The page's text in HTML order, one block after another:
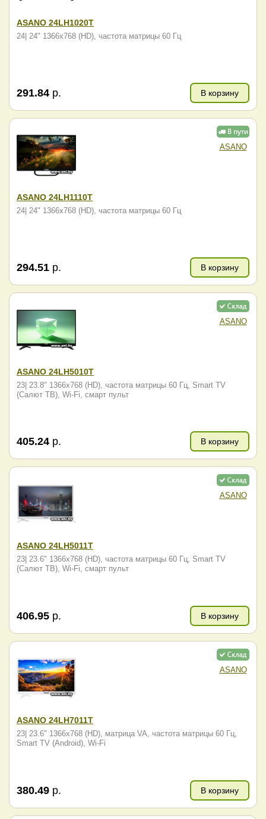
ASANO 24LH1020T
24| 24" 1366x768 (HD), частота матрицы 60 Гц
291.84 р. В корзину
ASANO
ASANO 24LH1110T
24| 24" 1366x768 (HD), частота матрицы 60 Гц
294.51 р. В корзину
ASANO
ASANO 24LH5010T
23| 23.8" 1366x768 (HD), частота матрицы 60 Гц, Smart TV
(Салют ТВ), Wi-Fi, смарт пульт
405.24 р. В корзину
ASANO
ASANO 24LH5011T
23| 23.6" 1366x768 (HD), частота матрицы 60 Гц, Smart TV
(Салют ТВ), Wi-Fi, смарт пульт
406.95 р. В корзину
ASANO
ASANO 24LH7011T
23| 23.6" 1366x768 (HD), матрица VA, частота матрицы 60 Гц,
Smart TV (Android), Wi-Fi
380.49 р. В корзину